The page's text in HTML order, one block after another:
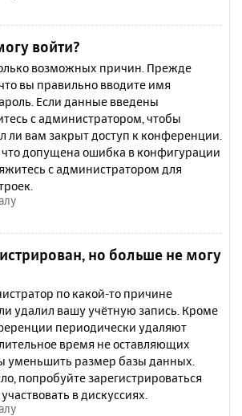
войти?
возможных причин. Прежде
вы правильно вводите имя
Если данные введены
с администратором, чтобы
ли вам закрыт доступ к конференции.
допущена ошибка в конфигурации
с администратором для
но больше не могу
по какой-то причине
удалил вашу учётную запись. Кроме
периодически удаляют
время не оставляющих
уменьшить размер базы данных.
попробуйте зарегистрироваться
в дискуссиях.